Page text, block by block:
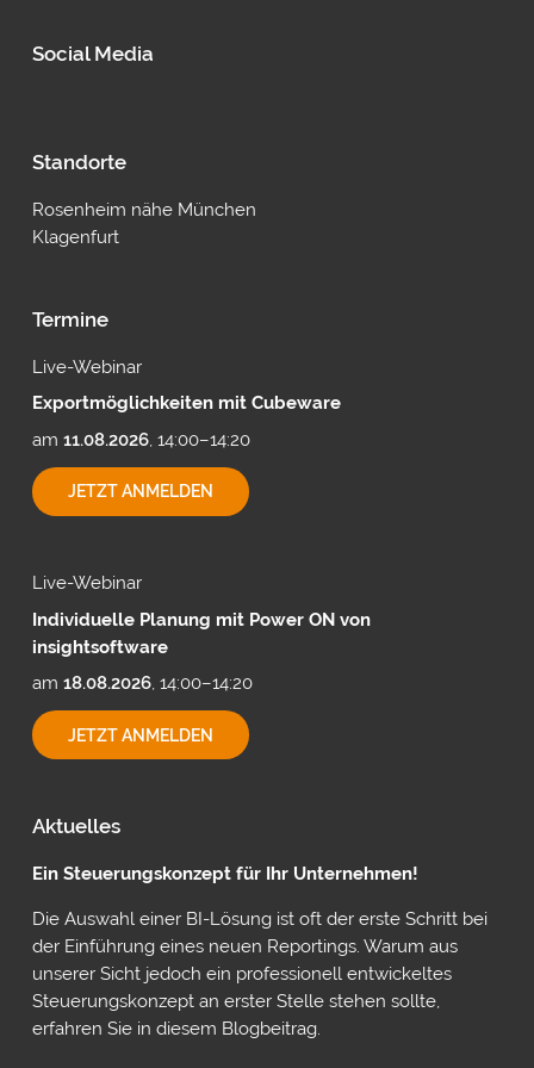
Social Media
Standorte
Rosenheim nähe München
Klagenfurt
Termine
Live-Webinar
Exportmöglichkeiten mit Cubeware
am 11.08.2026, 14:00–14:20
JETZT ANMELDENEXPORTMÖGLICHKEITEN
MIT
Live-Webinar
Individuelle Planung mit Power ON von
insightsoftware
am 18.08.2026, 14:00–14:20
JETZT ANMELDENINDIVIDUELLE
PLANUNG
Aktuelles
Ein Steuerungskonzept für Ihr Unternehmen!
Die Auswahl einer BI-Lösung ist oft der erste Schritt bei
der Einführung eines neuen Reportings. Warum aus
unserer Sicht jedoch ein professionell entwickeltes
Steuerungskonzept an erster Stelle stehen sollte,
erfahren Sie in diesem Blogbeitrag.